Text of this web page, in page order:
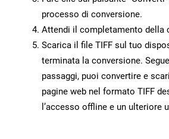
processo di conversione.
Attendi il completamento della
Scarica il file TIFF sul tuo
terminata la conversione.
passaggi, puoi convertire e
pagine web nel formato TIFF
l’accesso offline e un ulteriore